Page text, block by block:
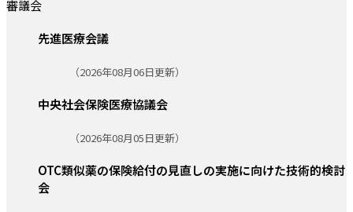
審議会
先進医療会議
（2026年08月06日更新）
中央社会保険医療協議会
（2026年08月05日更新）
OTC類似薬の保険給付の見直しの実施に向けた技術的検討
会